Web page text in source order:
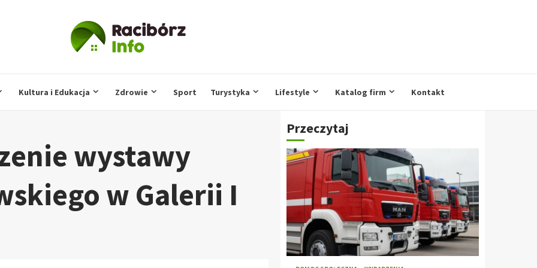
Kultura i Edukacja Zdrowie Sport Turystyka Lifestyle Katalog firm Kontakt
wystawy
w Galerii I
Przeczytaj